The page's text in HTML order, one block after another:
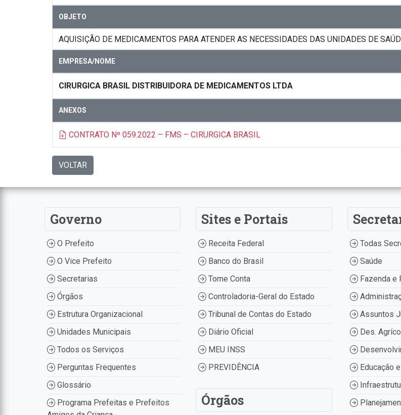
OBJETO
AQUISIÇÃO DE MEDICAMENTOS PARA ATENDER AS NECESSIDADES DAS UNIDADES DE
EMPRESA/NOME
CIRURGICA BRASIL DISTRIBUIDORA DE MEDICAMENTOS LTDA
ANEXOS
CONTRATO Nº 059.2022 – FMS – CIRURGICA BRASIL
VOLTAR
Governo
O Prefeito
O Vice Prefeito
Secretarias
Órgãos
Estrutura Organizacional
Unidades Municipais
Todos os Serviços
Perguntas Frequentes
Glossário
Programa Prefeitas e Prefeitos
Sites e Portais
Receita Federal
Banco do Brasil
Tome Conta
Controladoria-Geral do Estado
Tribunal de Contas do Estado
Diário Oficial
MEU INSS
PREVIDÊNCIA
Órgãos
Todas
Saúde
Fazenda e
Assuntos
Des.
Educação